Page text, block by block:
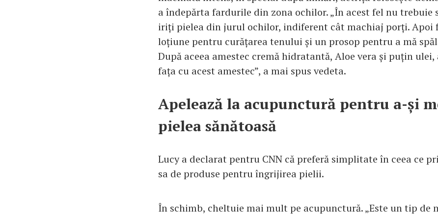
a îndepărta fardurile din zona ochilor. „În acest fel nu trebuie
iriți pielea din jurul ochilor, indiferent cât machiaj porți. Apoi
loțiune pentru curățarea tenului și un prosop pentru a mă
După aceea amestec cremă hidratantă, Aloe vera și puțin ulei,
fața cu acest amestec”, a mai spus vedeta.
Apelează la acupunctură pentru a-și
pielea sănătoasă
Lucy a declarat pentru CNN că preferă simplitate în ceea ce
sa de produse pentru îngrijirea pielii.
În schimb, cheltuie mai mult pe acupunctură. „Este un tip de